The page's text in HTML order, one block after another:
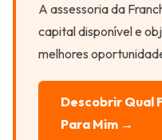
A assessoria da
capital disponível e
melhores
Descobrir Qual
Para Mim →